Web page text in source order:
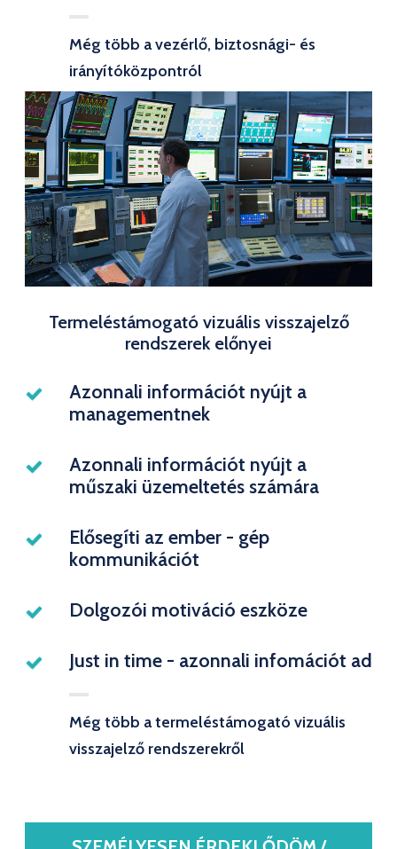
Még több a vezérlő, biztosnági- és
irányítóközpontról
Termeléstámogató vizuális visszajelző
rendszerek előnyei
Azonnali információt nyújt a
managementnek
Azonnali információt nyújt a
műszaki üzemeltetés számára
Elősegíti az ember - gép
kommunikációt
Dolgozói motiváció eszköze
Just in time - azonnali infomációt ad
Még több a termeléstámogató vizuális
visszajelző rendszerekről